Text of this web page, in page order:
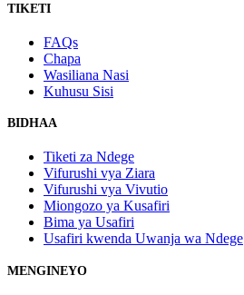
TIKETI
FAQs
Chapa
Wasiliana Nasi
Kuhusu Sisi
BIDHAA
Tiketi za Ndege
Vifurushi vya Ziara
Vifurushi vya Vivutio
Miongozo ya Kusafiri
Bima ya Usafiri
Usafiri kwenda Uwanja wa Ndege
MENGINEYO